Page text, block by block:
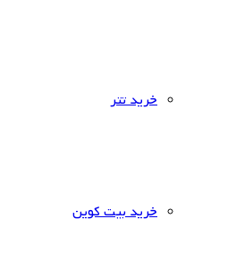
خرید تتر
خرید بیت کوین